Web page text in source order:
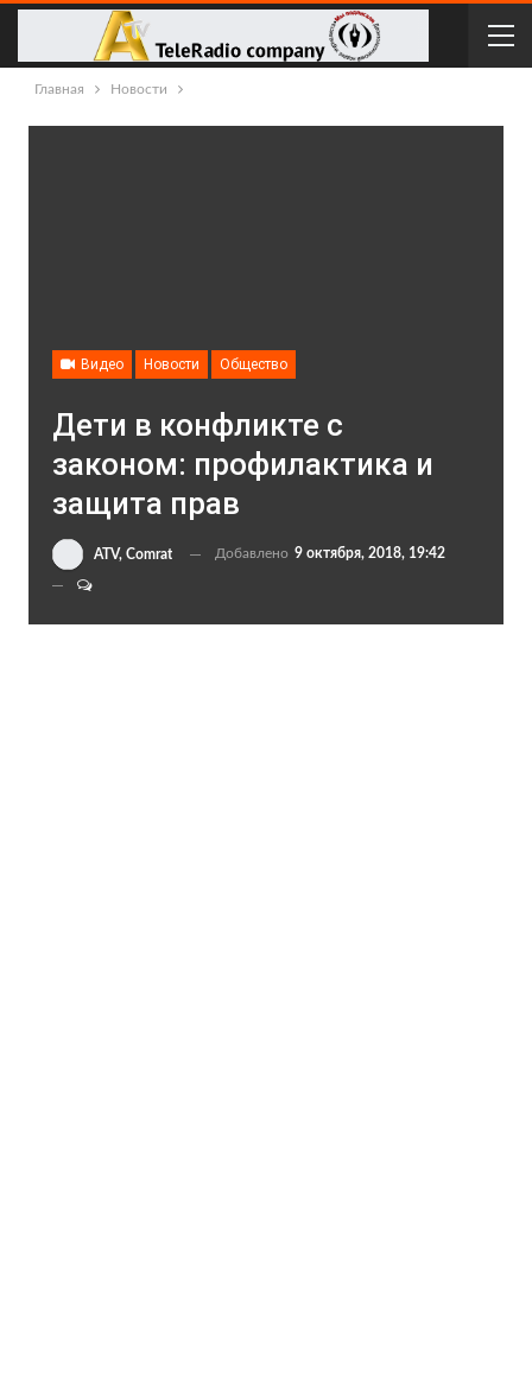
Главная Новости
Видео Новости Общество
Дети в конфликте с
законом: профилактика и
защита прав
ATV, Comrat Добавлено 9 октября, 2018, 19:42